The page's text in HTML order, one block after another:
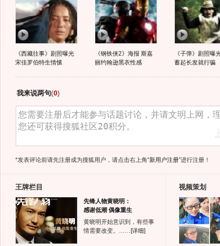
《西藏往事》剧照曝光
宋佳罗伯特生情愫
《钢铁侠2》海报 斯嘉
丽约翰逊黑衣性感
《子弹》剧照曝
蓄起长发就行骗
我来说两句(0)
*发表评论前请先注册成为搜狐用户，请点击右上角“新用户注册”进行注册！
王牌栏目
先锋人物黄晓明：
感谢低潮 偶像重生
黄晓明开始意识到，有些事
情需要改变。…… [详细]
视频策划